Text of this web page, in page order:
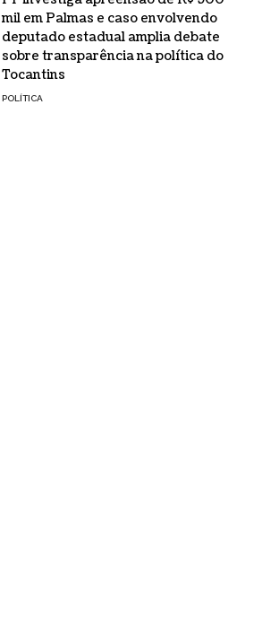
mil em Palmas e caso envolvendo
deputado estadual amplia debate
sobre transparência na política do
Tocantins
POLÍTICA